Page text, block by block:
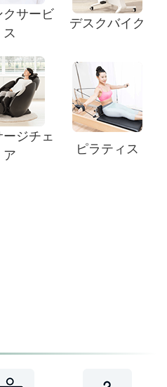
クサービ
ス
デスクバイク
ージチェ
ア
ピラティス